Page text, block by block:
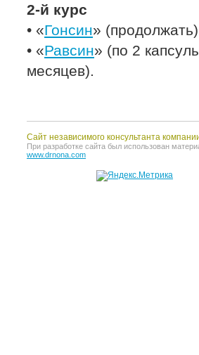
2-й курс
• «Гонсин»
• «Равсин» (по 2
месяцев).
Сайт независимого консультанта
При разработке сайта был использован
www.drnona.com